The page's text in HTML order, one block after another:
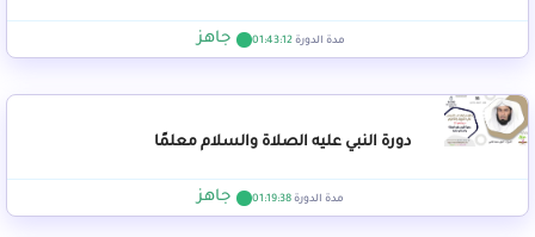
مدة الدورة01:43:12 جاهز
دورة النبي عليه الصلاة والسلام معلمًا
مدة الدورة 01:19:38 جاهز